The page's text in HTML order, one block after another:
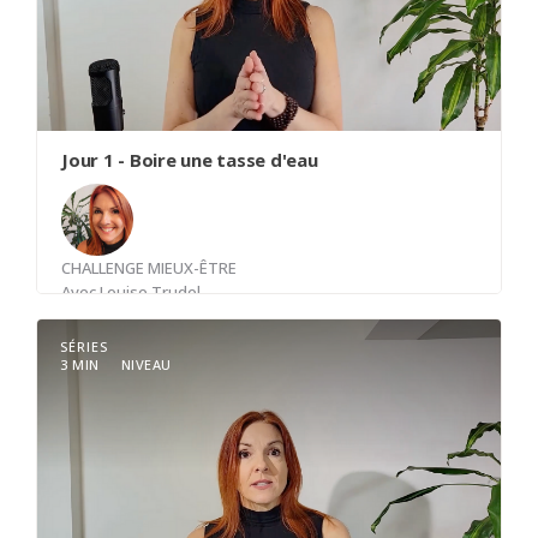
celle qui t’appartient totalement.
Ton bien-être et ta santé - physique et mentale -
seront optimisés si tu prends de toi dès cette
première heure, parce qu’après, on ne le sait que
trop bien, tout déboule, dérape et les hamsters
se remettent en fonction.
Jour 1 - Boire une tasse d'eau
CHALLENGE MIEUX-ÊTRE
AvecLouise Trudel
soit déshydraté. 1.5 litre par jour minimum.
Programmer son téléphone pour rappel.
"Boire une tasse d'eau"
SÉRIES
3 MIN
NIVEAU